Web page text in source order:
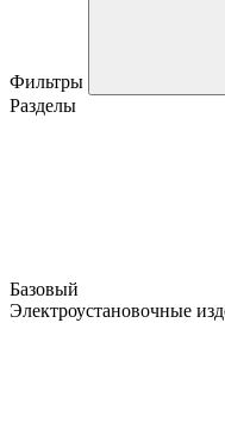
Фильтры
Разделы
Базовый
Электроустановочные